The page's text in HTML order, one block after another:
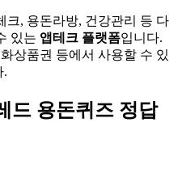
크, 용돈라방, 건강관리 등 다
있는 앱테크 플랫폼입니다.
상품권 등에서 사용할 수 있
.
드 용돈퀴즈 정답